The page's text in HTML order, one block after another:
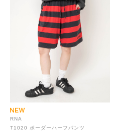
RNA
T1020 ボーダーハーフパンツ